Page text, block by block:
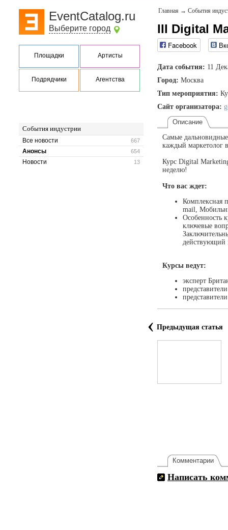
EventCatalog.ru
Выберите город
Площадки Артисты
Подрядчики Агентства
События индустрии
667
Все новости
654
Анонсы
13
Новости
Главная → События
III Digital
Facebook
Дата события: 11
Город: Москва
Тип мероприятия:
Сайт организатора:
Описание
Самые
каждый маркетолог
Курс Digital
неделю!
Что вас ждет:
Комплексная
mail,
Особенность
ключевые
действующий
Курсы ведут:
эксперт
‹ Предыдущая статья
Комментарии
Написать